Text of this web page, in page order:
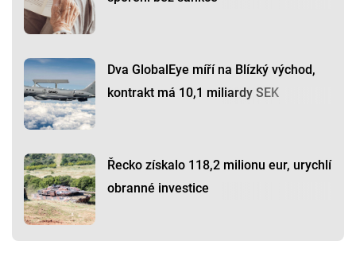
Dva GlobalEye míří na Blízký východ,
kontrakt má 10,1 miliardy SEK
Řecko získalo 118,2 milionu eur, urychlí
obranné investice